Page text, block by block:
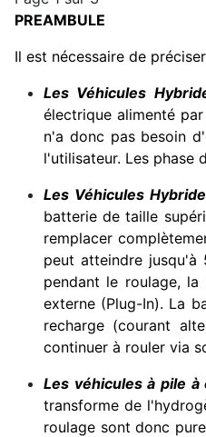
PREAMBULE
Il est nécessaire de
Les Véhicules
électrique alimenté
n'a donc pas besoin
l'utilisateur. Les phase
Les Véhicules
batterie de taille
remplacer
peut atteindre
pendant le roulage,
externe (Plug-In). La
recharge (courant
continuer à rouler via
Les véhicules à pile à
transforme de
roulage sont donc